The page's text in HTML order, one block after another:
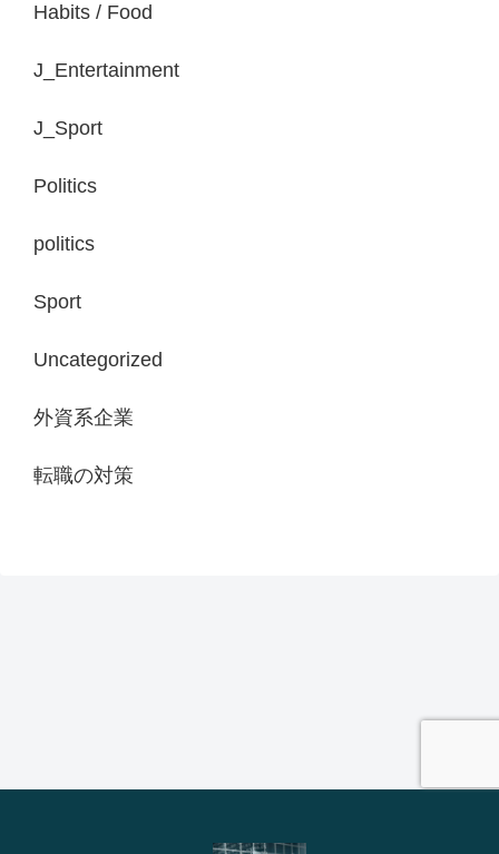
Habits / Food
J_Entertainment
J_Sport
Politics
politics
Sport
Uncategorized
外資系企業
転職の対策